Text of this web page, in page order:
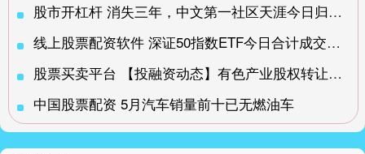
股市开杠杆 消失三年，中文第一社区天涯今日归来！互动功能需待6月份逐步恢复
线上股票配资软件 深证50指数ETF今日合计成交额1.28亿元，环比增加105.41%
股票买卖平台 【投融资动态】有色产业股权转让融资
中国股票配资 5月汽车销量前十已无燃油车